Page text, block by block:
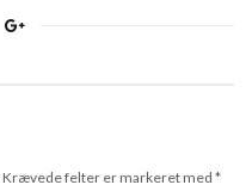
Krævede felter er markeret med *